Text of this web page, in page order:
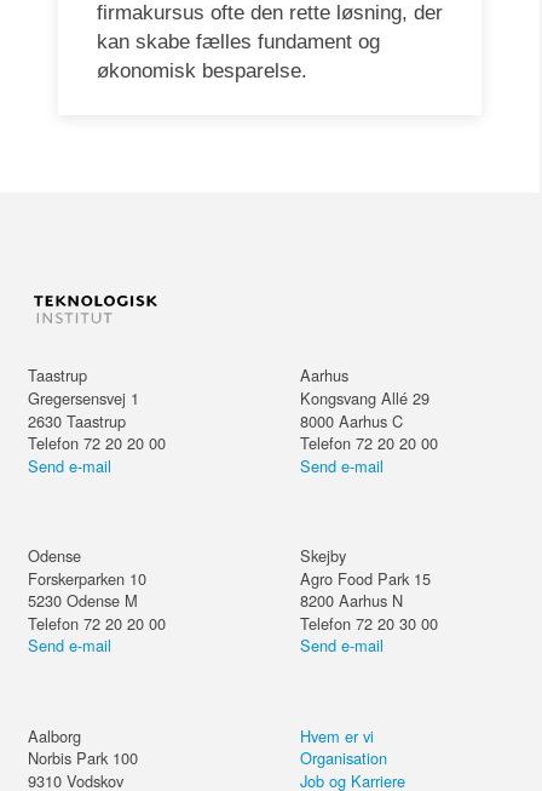
firmakursus ofte den rette løsning, der
kan skabe fælles fundament og
økonomisk besparelse.
Taastrup
Gregersensvej 1
2630 Taastrup
Telefon 72 20 20 00
Send e-mail
Aarhus
Kongsvang Allé 29
8000 Aarhus C
Telefon 72 20 20 00
Send e-mail
Odense
Forskerparken 10
5230 Odense M
Telefon 72 20 20 00
Send e-mail
Skejby
Agro Food Park 15
8200 Aarhus N
Telefon 72 20 30 00
Send e-mail
Aalborg
Norbis Park 100
9310 Vodskov
Hvem er vi
Organisation
Job og Karriere